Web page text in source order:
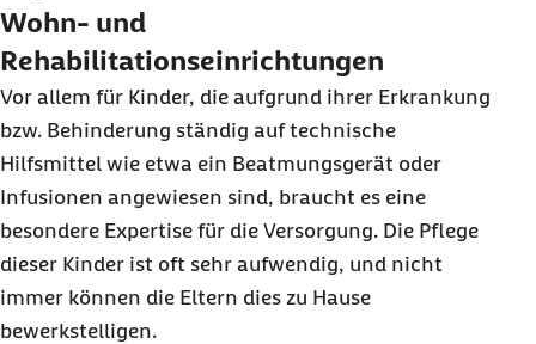
Wohn- und
Rehabilitationseinrichtungen
Vor allem für Kinder, die aufgrund ihrer Erkrankung
bzw. Behinderung ständig auf technische
Hilfsmittel wie etwa ein Beatmungsgerät oder
Infusionen angewiesen sind, braucht es eine
besondere Expertise für die Versorgung. Die Pflege
dieser Kinder ist oft sehr aufwendig, und nicht
immer können die Eltern dies zu Hause
bewerkstelligen.